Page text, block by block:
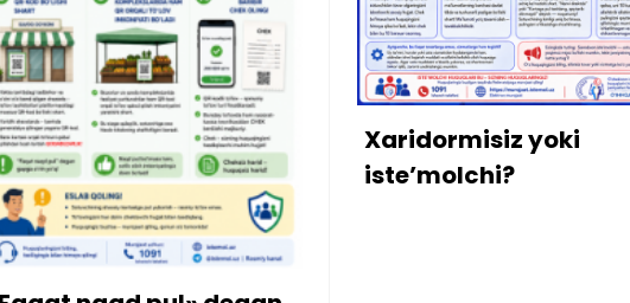
Xaridormisiz yoki
iste’molchi?
Xonadonning sobiq
mulkdoridan
bo‘lib o‘tgan
qarzdorlikka aniqlik
kiritildi